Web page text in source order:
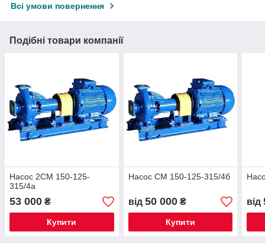
Всі умови повернення
Подібні товари компанії
Насос 2СМ 150-125-
315/4а
53 000 ₴
Купити
Насос СМ 150-125-315/4б
від 50 000₴
Купити
від